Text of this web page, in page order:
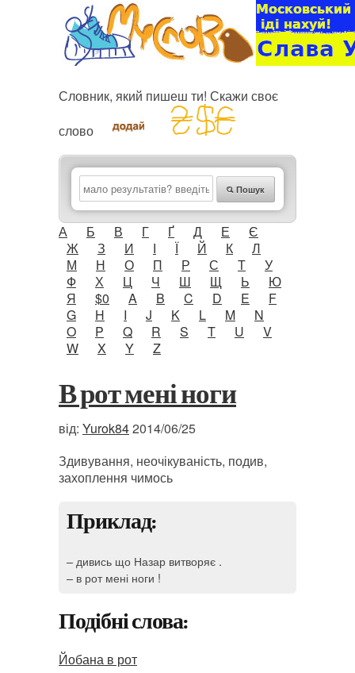
Словник, який пишеш ти! Скажи своє
слово
Пошук
А Б В Г Ґ Д Е
Є
Ж
З И І Ї Й К
Л
М
Н О П Р С Т
У
Ф
Х Ц Ч Ш Щ Ь
Ю
Я
$0 A B C D E
F
G
H I J K L M
N
O
P Q R S T U
V
W
X Y Z
В рот мені ноги
від: Yurok842014/06/25
Здивування, неочікуваність, подив,
захоплення чимось
Приклад:
– дивись що Назар витворяє .
– в рот мені ноги !
Подібні слова:
Йобана в рот